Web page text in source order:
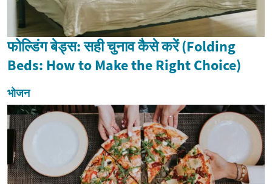
फोल्डिंग बेड्स: सही चुनाव कैसे करें (Folding
Beds: How to Make the Right Choice)
भोजन